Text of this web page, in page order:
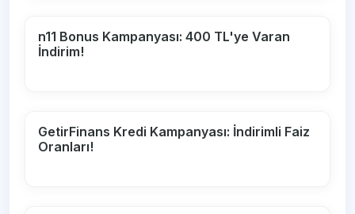
n11 Bonus Kampanyası: 400 TL'ye Varan
İndirim!
GetirFinans Kredi Kampanyası: İndirimli Faiz
Oranları!